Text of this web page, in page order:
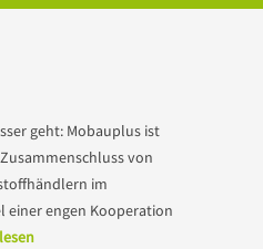
geht: Mobauplus ist
von
im
einer engen Kooperation